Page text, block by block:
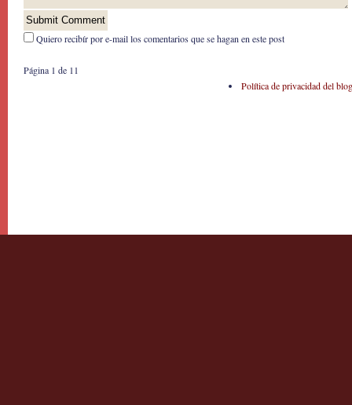
Quiero recibír por e-mail los comentarios que se hagan en este post
Página 1 de 1 1
Política de privacidad del